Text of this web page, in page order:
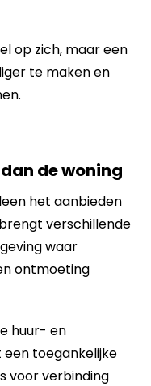
op zich, maar een
te maken en
de woning
het aanbieden
verschillende
waar
ontmoeting
huur- en
toegankelijke
voor verbinding